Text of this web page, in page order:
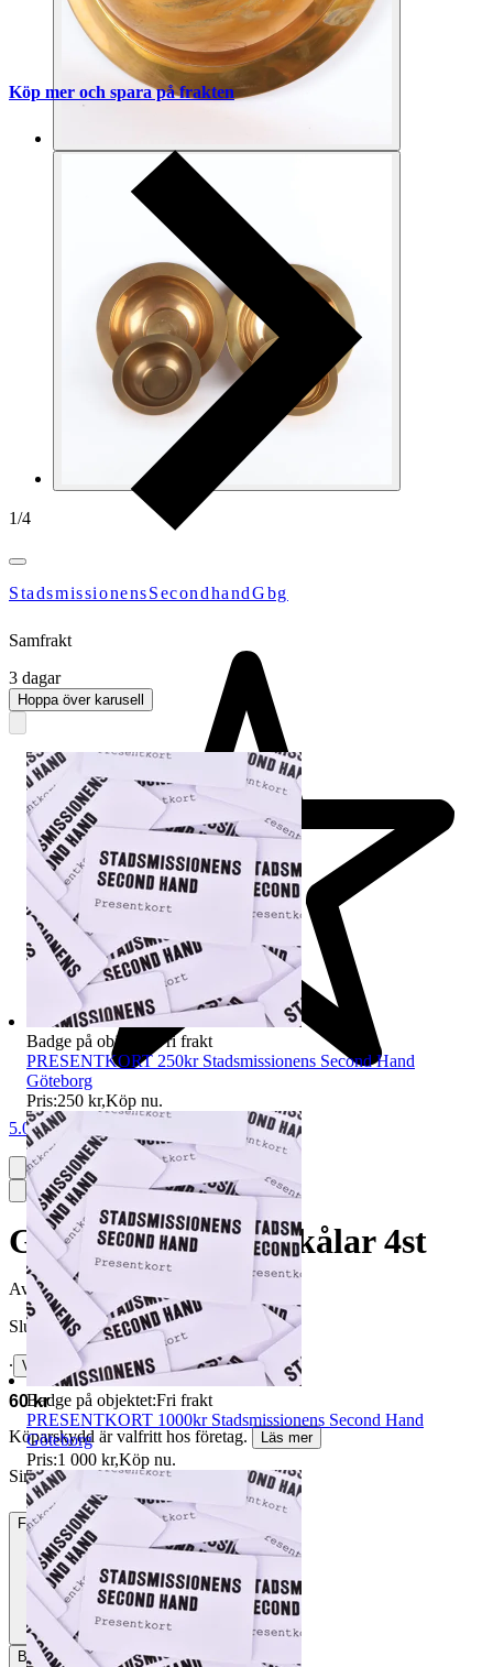
1/4
StadsmissionensSecondhandGbg
5.0
Gedigna Mässingsskålar 4st
Avslutad
21 jun 16:31
Slutpris
∙ Visa bud
60 kr
Köparskydd är valfritt hos företag.
Läs mer
Simsun0713 vann auktionen
Frakt 105 kr DSV
Betalning Via Tradera
Köp mer och spara på frakten
Samfrakt
3 dagar
Hoppa över karusell
Badge på objektet:
Fri frakt
PRESENTKORT 250kr Stadsmissionens Second Hand
Göteborg
Pris:250 kr,Köp nu.
Badge på objektet:Fri frakt
PRESENTKORT 1000kr Stadsmissionens Second Hand
Göteborg
Pris:1 000 kr,Köp nu.